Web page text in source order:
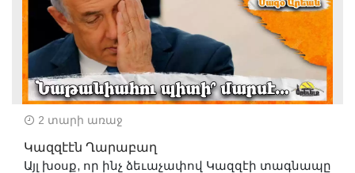
2 տարի առաջ
Կազզէէն Ղարաբաղ
Այլ խօսք, որ ինչ ձեւաչափով Կազզէի տագնապը